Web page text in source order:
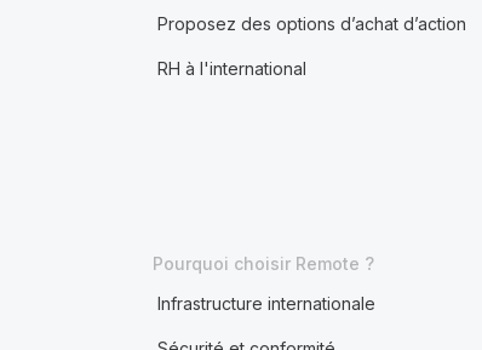
Proposez des options d’achat d’action
RH à l'international
Pourquoi choisir Remote ?
Infrastructure internationale